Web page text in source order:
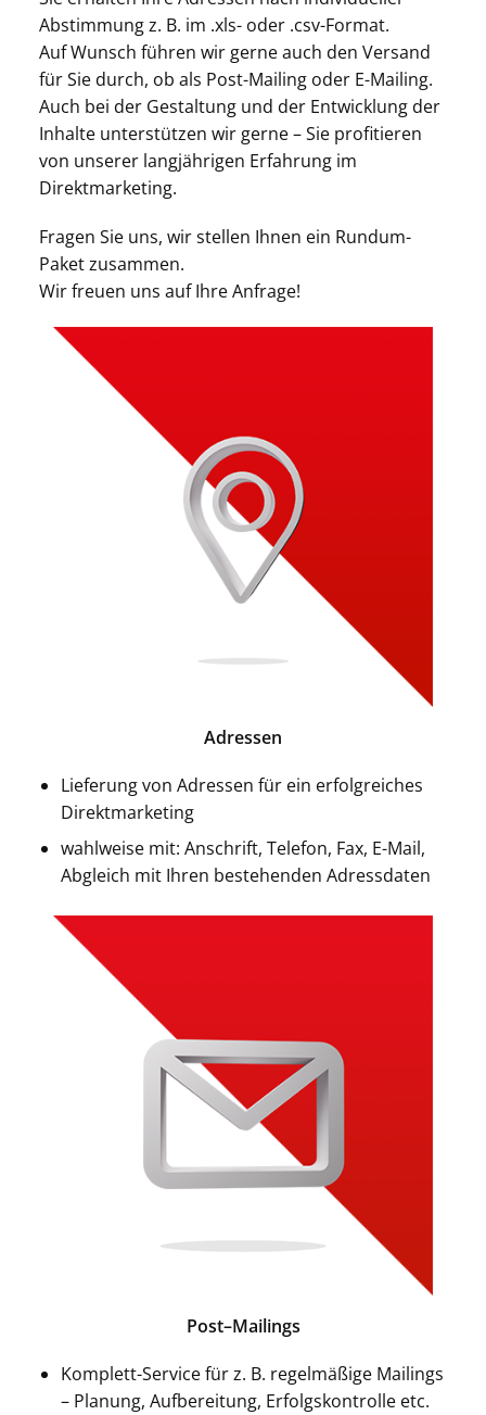
Abstimmung z. B. im .xls- oder .csv-Format.
Auf Wunsch führen wir gerne auch den Versand
für Sie durch, ob als Post-Mailing oder E-Mailing.
Auch bei der Gestaltung und der Entwicklung der
Inhalte unterstützen wir gerne – Sie profitieren
von unserer langjährigen Erfahrung im
Direktmarketing.
Fragen Sie uns, wir stellen Ihnen ein Rundum-
Paket zusammen.
Wir freuen uns auf Ihre Anfrage!
Adressen
Lieferung von Adressen für ein erfolgreiches
Direktmarketing
wahlweise mit: Anschrift, Telefon, Fax, E-Mail,
Abgleich mit Ihren bestehenden Adressdaten
Post–Mailings
Komplett-Service für z. B. regelmäßige Mailings
– Planung, Aufbereitung, Erfolgskontrolle etc.